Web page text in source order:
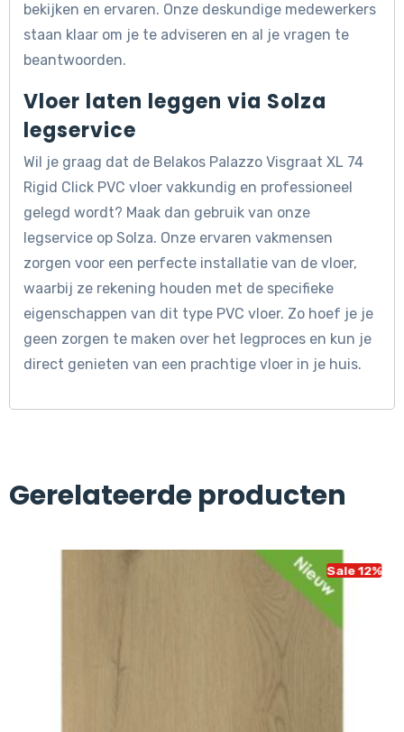
bekijken en ervaren. Onze deskundige medewerkers
staan klaar om je te adviseren en al je vragen te
beantwoorden.
Vloer laten leggen via Solza
legservice
Wil je graag dat de Belakos Palazzo Visgraat XL 74
Rigid Click PVC vloer vakkundig en professioneel
gelegd wordt? Maak dan gebruik van onze
legservice op Solza. Onze ervaren vakmensen
zorgen voor een perfecte installatie van de vloer,
waarbij ze rekening houden met de specifieke
eigenschappen van dit type PVC vloer. Zo hoef je je
geen zorgen te maken over het legproces en kun je
direct genieten van een prachtige vloer in je huis.
Gerelateerde producten
Sale 12%